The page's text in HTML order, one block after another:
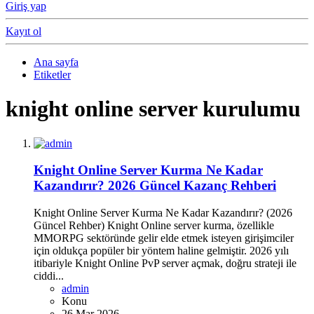
Giriş yap
Kayıt ol
Ana sayfa
Etiketler
knight online server kurulumu
Knight Online Server Kurma Ne Kadar
Kazandırır? 2026 Güncel Kazanç Rehberi
Knight Online Server Kurma Ne Kadar Kazandırır? (2026
Güncel Rehber) Knight Online server kurma, özellikle
MMORPG sektöründe gelir elde etmek isteyen girişimciler
için oldukça popüler bir yöntem haline gelmiştir. 2026 yılı
itibariyle Knight Online PvP server açmak, doğru strateji ile
ciddi...
admin
Konu